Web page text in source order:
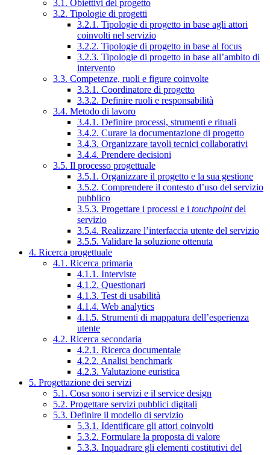
3.1. Obiettivi del progetto
3.2. Tipologie di progetti
3.2.1. Tipologie di progetto in base agli attori
coinvolti nel servizio
3.2.2. Tipologie di progetto in base al focus
3.2.3. Tipologie di progetto in base all’ambito di
intervento
3.3. Competenze, ruoli e figure coinvolte
3.3.1. Coordinatore di progetto
3.3.2. Definire ruoli e responsabilità
3.4. Metodo di lavoro
3.4.1. Definire processi, strumenti e rituali
3.4.2. Curare la documentazione di progetto
3.4.3. Organizzare tavoli tecnici collaborativi
3.4.4. Prendere decisioni
3.5. Il processo progettuale
3.5.1. Organizzare il progetto e la sua gestione
3.5.2. Comprendere il contesto d’uso del servizio
pubblico
3.5.3. Progettare i processi e i touchpointdel
servizio
3.5.4. Realizzare l’interfaccia utente del servizio
3.5.5. Validare la soluzione ottenuta
4. Ricerca progettuale
4.1. Ricerca primaria
4.1.1. Interviste
4.1.2. Questionari
4.1.3. Test di usabilità
4.1.4. Web analytics
4.1.5. Strumenti di mappatura dell’esperienza
utente
4.2. Ricerca secondaria
4.2.1. Ricerca documentale
4.2.2. Analisi benchmark
4.2.3. Valutazione euristica
5. Progettazione dei servizi
5.1. Cosa sono i servizi e il service design
5.2. Progettare servizi pubblici digitali
5.3. Definire il modello di servizio
5.3.1. Identificare gli attori coinvolti
5.3.2. Formulare la proposta di valore
5.3.3. Inquadrare gli elementi costitutivi del